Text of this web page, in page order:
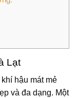
Lạt
hậu mát mẻ
và đa dạng. Một